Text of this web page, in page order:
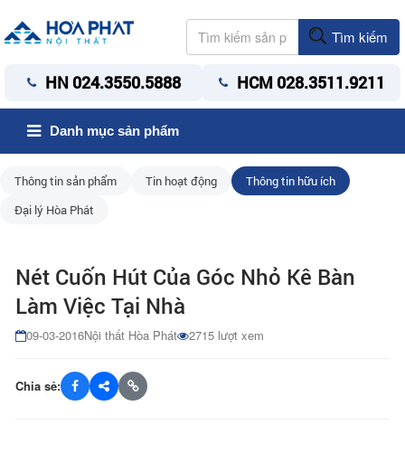
Tìm kiếm
HN 024.3550.5888 HCM 028.3511.9211
Danh mục sản phẩm
Thông tin sản phẩm Tin hoạt động
Thông tin hữu ích
Đại lý Hòa Phát
Nét Cuốn Hút Của Góc Nhỏ Kê Bàn
Làm Việc Tại Nhà
09-03-2016Nội thất Hòa Phát 2715 lượt xem
Chia sẻ: